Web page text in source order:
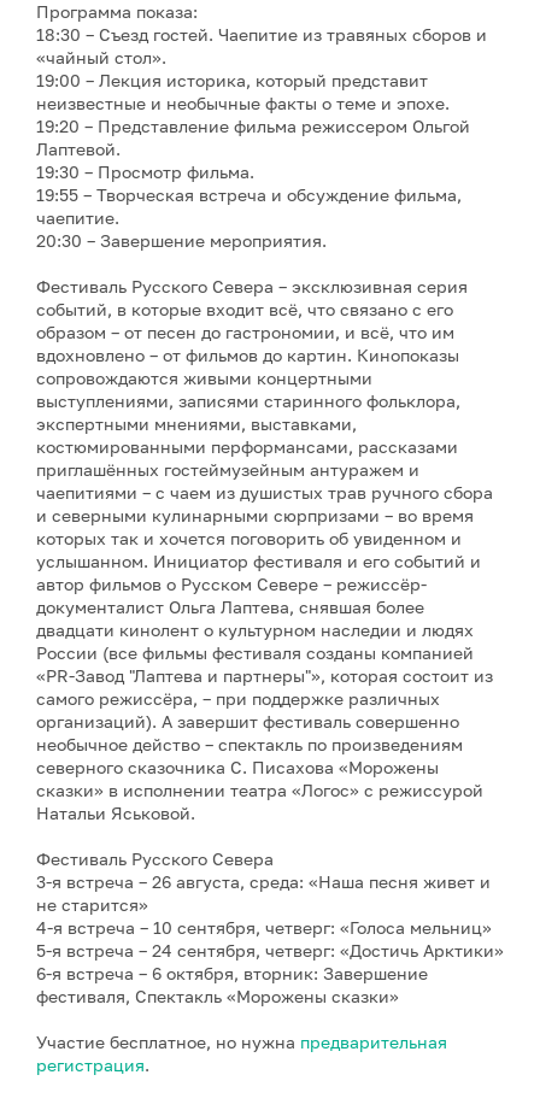
Программа показа:
18:30 – Съезд гостей. Чаепитие из травяных сборов и
«чайный стол».
19:00 – Лекция историка, который представит
неизвестные и необычные факты о теме и эпохе.
19:20 – Представление фильма режиссером Ольгой
Лаптевой.
19:30 – Просмотр фильма.
19:55 – Творческая встреча и обсуждение фильма,
чаепитие.
20:30 – Завершение мероприятия.
Фестиваль Русского Севера – эксклюзивная серия
событий, в которые входит всё, что связано с его
образом – от песен до гастрономии, и всё, что им
вдохновлено – от фильмов до картин. Кинопоказы
сопровождаются живыми концертными
выступлениями, записями старинного фольклора,
экспертными мнениями, выставками,
костюмированными перформансами, рассказами
приглашённых гостеймузейным антуражем и
чаепитиями – с чаем из душистых трав ручного сбора
и северными кулинарными сюрпризами – во время
которых так и хочется поговорить об увиденном и
услышанном. Инициатор фестиваля и его событий и
автор фильмов о Русском Севере – режиссёр-
документалист Ольга Лаптева, снявшая более
двадцати кинолент о культурном наследии и людях
России (все фильмы фестиваля созданы компанией
«PR-Завод "Лаптева и партнеры"», которая состоит из
самого режиссёра, – при поддержке различных
организаций). А завершит фестиваль совершенно
необычное действо – спектакль по произведениям
северного сказочника С. Писахова «Морожены
сказки» в исполнении театра «Логос» с режиссурой
Натальи Яськовой.
Фестиваль Русского Севера
3-я встреча – 26 августа, среда: «Наша песня живет и
не старится»
4-я встреча – 10 сентября, четверг: «Голоса мельниц»
5-я встреча – 24 сентября, четверг: «Достичь Арктики»
6-я встреча – 6 октября, вторник: Завершение
фестиваля, Спектакль «Морожены сказки»
Участие бесплатное, но нужна предварительная
регистрация.